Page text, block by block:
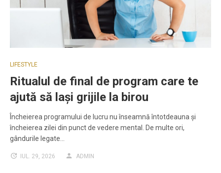
LIFESTYLE
Ritualul de final de program care te
ajută să lași grijile la birou
Încheierea programului de lucru nu înseamnă întotdeauna și
încheierea zilei din punct de vedere mental. De multe ori,
gândurile legate…
IUL. 29, 2026 ADMIN